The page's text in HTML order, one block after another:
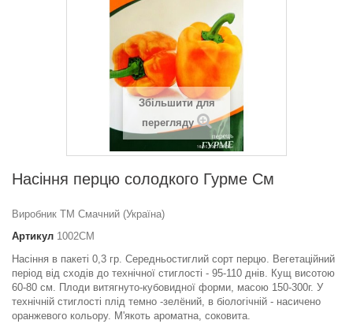
Збільшити для
перегляду
Насіння перцю солодкого Гурме См
Виробник ТМ Смачний (Україна)
Артикул 1002СМ
Насіння в пакеті 0,3 гр. Середньостиглий сорт перцю. Вегетаційний
період від сходів до технічної стиглості - 95-110 днів. Кущ висотою
60-80 см. Плоди витягнуто-кубовидної форми, масою 150-300г. У
технічній стиглості плід темно -зелёний, в біологічній - насичено
оранжевого кольору. М'якоть ароматна, соковита.